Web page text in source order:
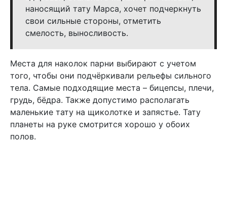
наносящий тату Марса, хочет подчеркнуть
свои сильные стороны, отметить
смелость, выносливость.
Места для наколок парни выбирают с учетом
того, чтобы они подчёркивали рельефы сильного
тела. Самые подходящие места – бицепсы, плечи,
грудь, бёдра. Также допустимо располагать
маленькие тату на щиколотке и запястье. Тату
планеты на руке смотрится хорошо у обоих
полов.